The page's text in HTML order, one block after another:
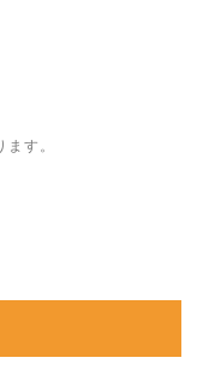
す。